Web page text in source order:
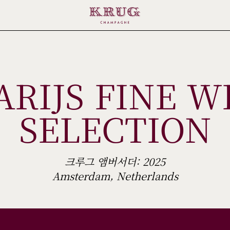
FINE
SELECTION
크루그 앰버서더: 2025
Amsterdam, Netherlands